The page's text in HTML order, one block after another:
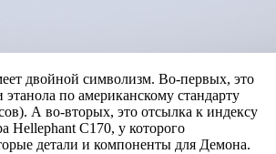
двойной символизм. Во-первых, это
этанола по американскому стандарту
А во-вторых, это отсылка к индексу
Hellephant C170, у которого
детали и компоненты для Демона.